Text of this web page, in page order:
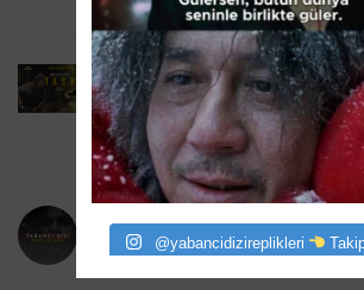
6 Ağustos 2026
Task 2. Sezona Yenilendi:
HBO’nun Suç Dramanına
6 Ağustos 2026
yabancidizireplikleri
Bizi instagram da takip eder misiniz?
@yabancidizireplikleri